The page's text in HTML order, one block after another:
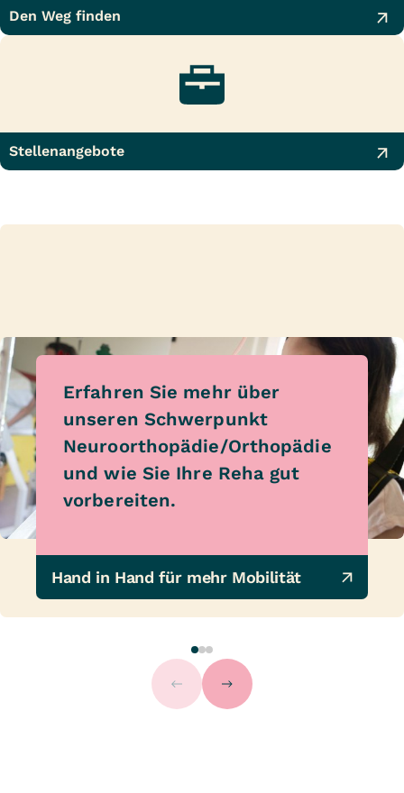
Den Weg finden
Stellenangebote
Erfahren Sie mehr über
unseren Schwerpunkt
Neuroorthopädie/Orthopädie
und wie Sie Ihre Reha gut
vorbereiten.
Hand in Hand für mehr Mobilität